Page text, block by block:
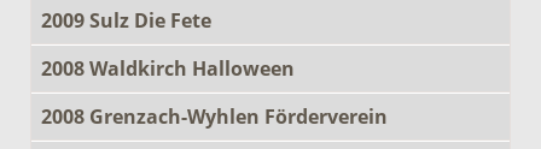
2009 Sulz Die Fete
2008 Waldkirch Halloween
2008 Grenzach-Wyhlen Förderverein